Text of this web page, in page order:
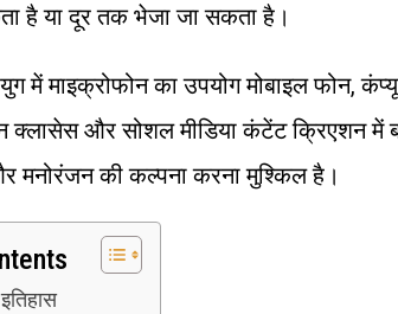
है या दूर तक भेजा जा सकता है।
माइक्रोफोन का उपयोग मोबाइल फोन,
क्लासेस और सोशल मीडिया कंटेंट क्रिएशन में
मनोरंजन की कल्पना करना मुश्किल है।